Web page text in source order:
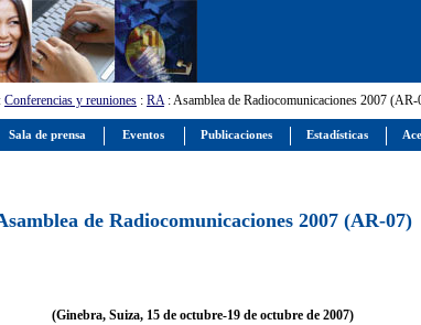
: Conferencias y reuniones : RA: Asamblea de Radiocomunicaciones 2007 (AR-
de Radiocomunicaciones 2007 (AR-07)
(Ginebra, Suiza, 15 de octubre-19 de octubre de 2007)
Sala de prensa Eventos Publicaciones Estadísticas